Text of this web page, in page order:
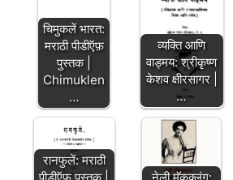
चिमुकलें भारत:
मराठी पीडीऍफ़
पुस्तक |
Chimuklen
…
व्यक्ति आणि
वाड्मय: श्रीकृष्ण
केशव क्षीरसागर |
…
रानफुलें: मराठी